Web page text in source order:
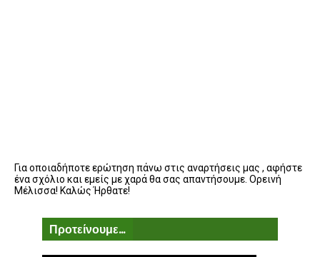
Για οποιαδήποτε ερώτηση πάνω στις αναρτήσεις μας , αφήστε
ένα σχόλιο και εμείς με χαρά θα σας απαντήσουμε. Ορεινή
Μέλισσα! Καλώς Ήρθατε!
Προτείνουμε...